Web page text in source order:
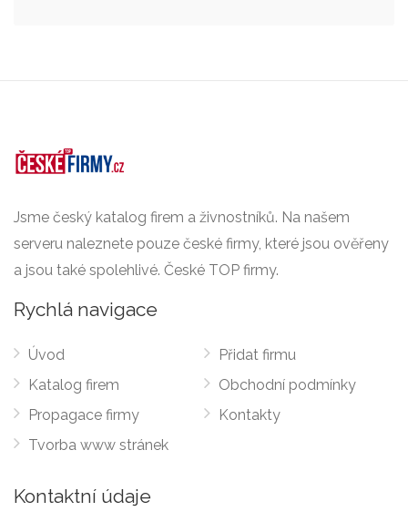
Jsme český katalog firem a živnostníků. Na našem
serveru naleznete pouze české firmy, které jsou ověřeny
a jsou také spolehlivé. České TOP firmy.
Rychlá navigace
Úvod
Katalog firem
Propagace firmy
Tvorba www stránek
Přidat firmu
Obchodní podmínky
Kontakty
Kontaktní údaje